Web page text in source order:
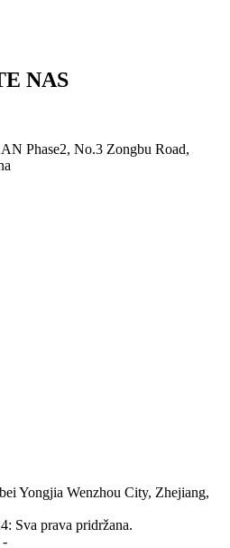
NAS
Phase2, No.3 Zongbu Road,
Yongjia Wenzhou City, Zhejiang,
Sva prava pridržana.
-